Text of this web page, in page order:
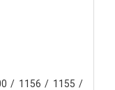
/ 1156 / 1155 /